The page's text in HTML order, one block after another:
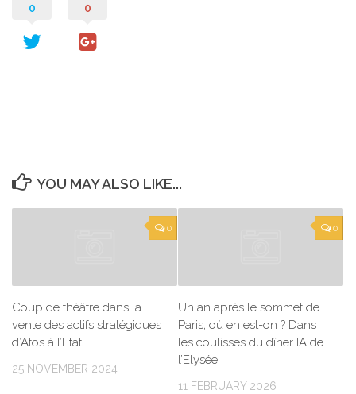
0 0
YOU MAY ALSO LIKE...
0
Coup de théâtre dans la
vente des actifs stratégiques
d’Atos à l’Etat
25 NOVEMBER 2024
0
Un an après le sommet de
Paris, où en est-on ? Dans
les coulisses du dîner IA de
l’Elysée
11 FEBRUARY 2026